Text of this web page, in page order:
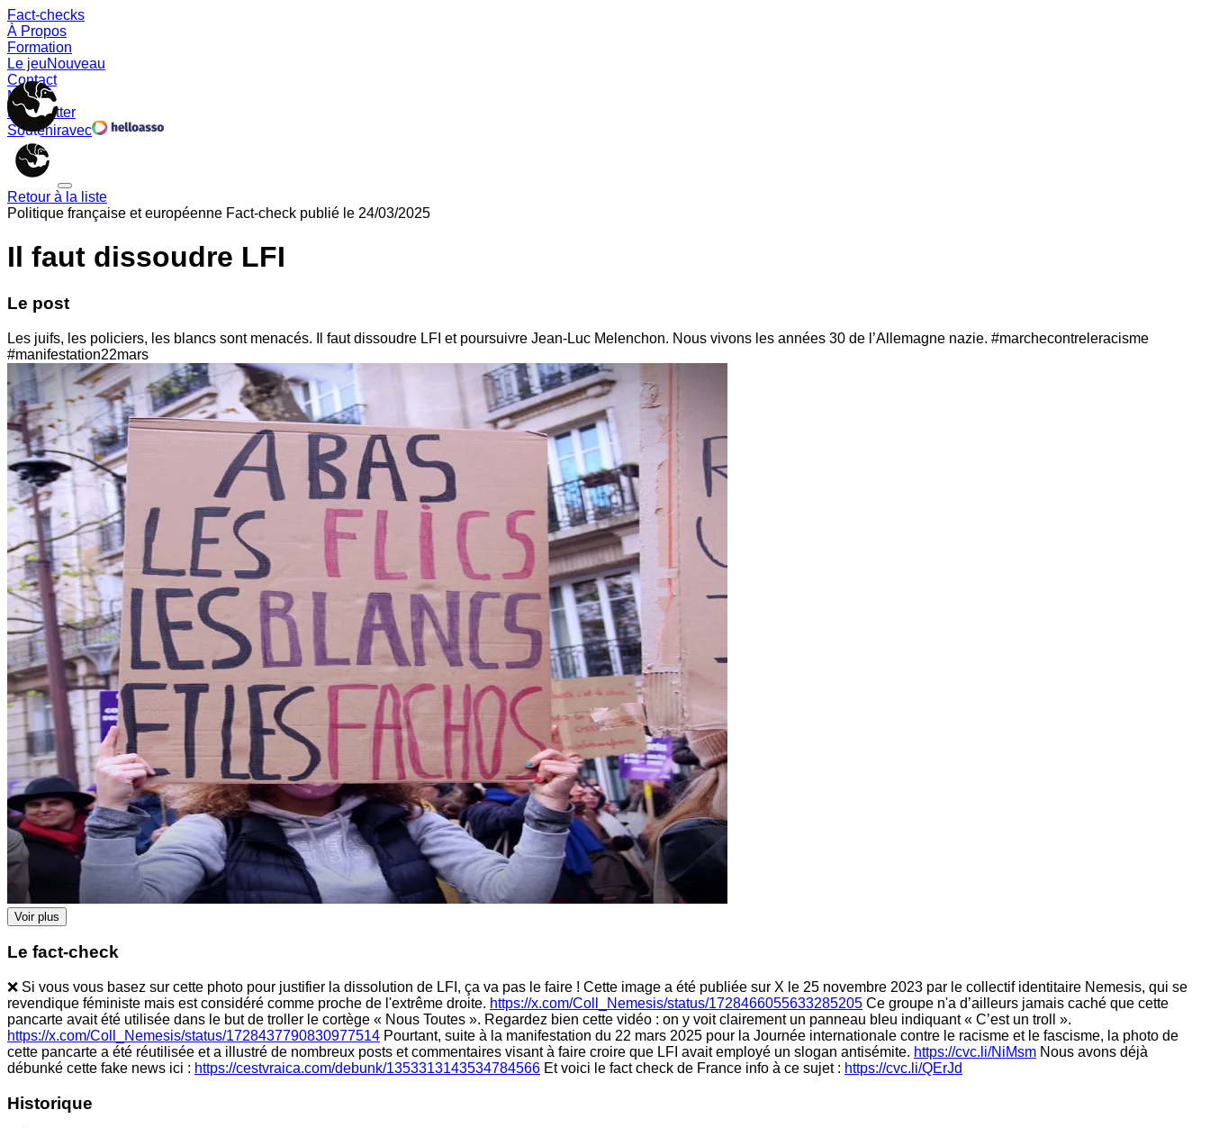
Fact-checks
À Propos
Formation
Le jeuNouveau
Contact
Memes
Newsletter
Souteniravec
Retour à la liste
Politique française et européenne Fact-check publié le 24/03/2025
Il faut dissoudre LFI
Le post
Les juifs, les policiers, les blancs sont menacés. Il faut dissoudre LFI et poursuivre Jean-Luc Melenchon. Nous vivons les années 30 de l’Allemagne nazie. #marchecontreleracisme
#manifestation22mars
Voir plus
Le fact-check
❌ Si vous vous basez sur cette photo pour justifier la dissolution de LFI, ça va pas le faire ! Cette image a été publiée sur X le 25 novembre 2023 par le collectif identitaire Nemesis, qui se
revendique féministe mais est considéré comme proche de l'extrême droite. https://x.com/Coll_Nemesis/status/1728466055633285205 Ce groupe n'a d’ailleurs jamais caché que cette
pancarte avait été utilisée dans le but de troller le cortège « Nous Toutes ». Regardez bien cette vidéo : on y voit clairement un panneau bleu indiquant « C’est un troll ».
https://x.com/Coll_Nemesis/status/1728437790830977514 Pourtant, suite à la manifestation du 22 mars 2025 pour la Journée internationale contre le racisme et le fascisme, la photo de
cette pancarte a été réutilisée et a illustré de nombreux posts et commentaires visant à faire croire que LFI avait employé un slogan antisémite. https://cvc.li/NiMsm Nous avons déjà
débunké cette fake news ici : https://cestvraica.com/debunk/1353313143534784566 Et voici le fact check de France info à ce sujet : https://cvc.li/QErJd
Historique